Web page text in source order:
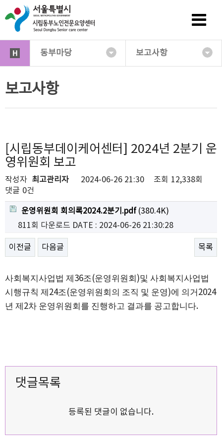
동부마당 보고사항
보고사항
[시립동부데이케어센터] 2024년 2분기 운
영위원회 보고
작성자 최고관리자 2024-06-26 21:30 조회 12,338회
댓글 0건
운영위원회 회의록2024.2분기.pdf (380.4K)
811회 다운로드 DATE : 2024-06-26 21:30:28
이전글 다음글 목록
사회복지사업법 제 36조(운영위원회 )및 사회복지사업법
시행규칙 제 24조(운영위원회의 조직 및 운영 )에 의거 2024
년 제 2차 운영위원회를 진행하고 결과를 공고합니다.
댓글목록
등록된 댓글이 없습니다.